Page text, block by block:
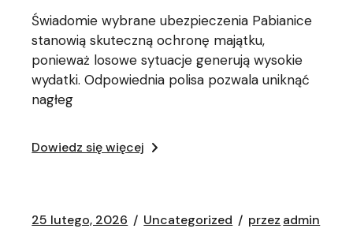
Świadomie wybrane ubezpieczenia Pabianice
stanowią skuteczną ochronę majątku,
ponieważ losowe sytuacje generują wysokie
wydatki. Odpowiednia polisa pozwala uniknąć
nagłeg
Dowiedz się więcej
25 lutego, 2026 Uncategorized przez admin